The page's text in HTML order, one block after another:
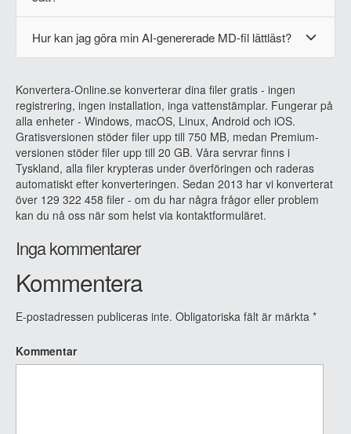
Hur kan jag göra min AI-genererade MD-fil lättläst?
Konvertera-Online.se konverterar dina filer gratis - ingen
registrering, ingen installation, inga vattenstämplar. Fungerar på
alla enheter - Windows, macOS, Linux, Android och iOS.
Gratisversionen stöder filer upp till 750 MB, medan Premium-
versionen stöder filer upp till 20 GB. Våra servrar finns i
Tyskland, alla filer krypteras under överföringen och raderas
automatiskt efter konverteringen. Sedan 2013 har vi konverterat
över 129 322 458 filer - om du har några frågor eller problem
kan du nå oss när som helst via kontaktformuläret.
Inga kommentarer
Kommentera
E-postadressen publiceras inte. Obligatoriska fält är märkta *
Kommentar